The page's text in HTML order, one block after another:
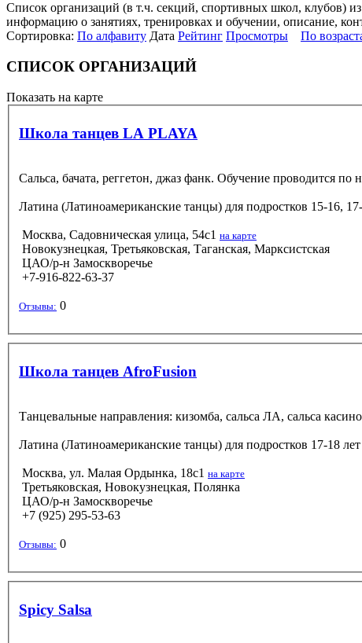
Список организаций (в т.ч. секций, спортивных школ, клубов)
информацию о занятиях, тренировках и обучении, описание,
Сортировка: По алфавиту Дата Рейтинг Просмотры По
СПИСОК ОРГАНИЗАЦИЙ
Показать на карте
Школа танцев LA PLAYA
Сальса, бачата, реггетон, джаз фанк. Обучение проводится
Латина (Латиноамериканские танцы) для подростков 15-16,
Москва, Садовническая улица, 54с1 на карте
Новокузнецкая, Третьяковская, Таганская, Марксистская
ЦАО/р-н Замоскворечье
+7-916-822-63-37
Отзывы: 0
Школа танцев AfroFusion
Танцевальные направления: кизомба, сальса ЛА, сальса
Латина (Латиноамериканские танцы) для подростков 17-18 лет
Москва, ул. Малая Ордынка, 18с1 на карте
Третьяковская, Новокузнецкая, Полянка
ЦАО/р-н Замоскворечье
+7 (925) 295-53-63
Отзывы: 0
Spicy Salsa